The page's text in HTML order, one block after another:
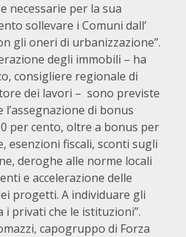
necessarie per la sua
sollevare i Comuni dall’
gli oneri di urbanizzazione”.
degli immobili – ha
consigliere regionale di
dei lavori – sono previste
di bonus
per cento, oltre a bonus per
esenzioni fiscali, sconti sugli
deroghe alle norme locali
e accelerazione delle
progetti. A individuare gli
privati che le istituzioni”.
capogruppo di Forza